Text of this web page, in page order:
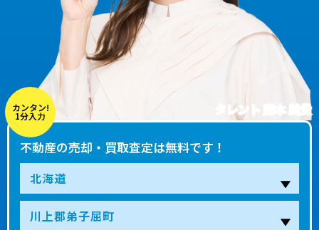
タレント 藤本 美貴
カンタン!
1分入力
不動産の売却・買取査定は無料です！